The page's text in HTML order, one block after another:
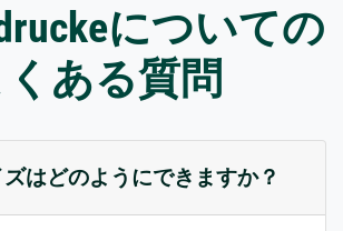
についての
くある質問
はどのようにできますか？